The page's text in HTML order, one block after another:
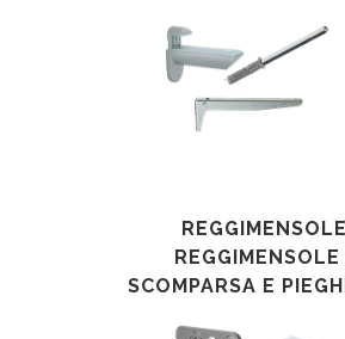
REGGIMENSOLE
SCOMPARSA E